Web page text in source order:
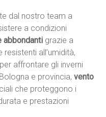
dal nostro team a
a condizioni
abbondanti grazie a
all’umidità,
affrontare gli inverni
e provincia,vento
che proteggono i
e prestazioni